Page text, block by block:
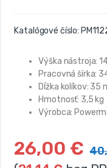
Katalógové číslo:
Výška nástroja:
Pracovná šírka:
Dĺžka kolíkov: 35
Hmotnosť: 3,5 kg
Výrobca:
26,00 €